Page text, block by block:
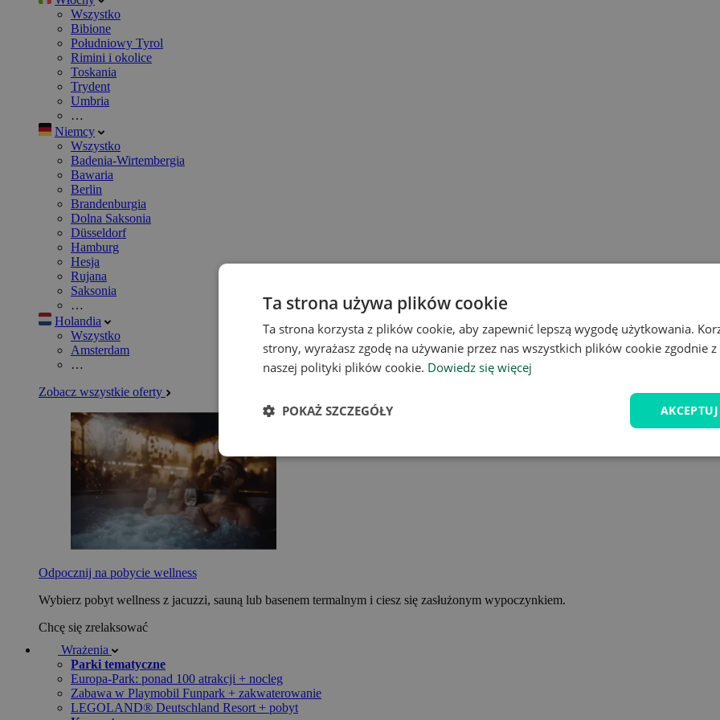
Wszystko
Bibione
Południowy Tyrol
Rimini i okolice
Toskania
Trydent
Umbria
…
Niemcy
Wszystko
Badenia-Wirtembergia
Bawaria
Berlin
Brandenburgia
Dolna Saksonia
Düsseldorf
Hamburg
Hesja
Rujana
Saksonia
…
Holandia
Wszystko
Amsterdam
…
Zobacz wszystkie oferty
Odpocznij na pobycie wellness
Wybierz pobyt wellness z jacuzzi, sauną lub basenem termalnym i ciesz się zasłużonym wypoczynkiem.
Chcę się zrelaksować
Wrażenia
Parki tematyczne
Europa-Park: ponad 100 atrakcji + nocleg
Zabawa w Playmobil Funpark + zakwaterowanie
LEGOLAND® Deutschland Resort + pobyt
Ta strona używa plików cookie
Ta strona korzysta z plików cookie, aby zapewnić lepszą wygodę użytkowania.
strony, wyrażasz zgodę na używanie przez nas wszystkich plików cookie zgodnie
naszej polityki plików cookie. Dowiedz się więcej
POKAŻ SZCZEGÓŁY